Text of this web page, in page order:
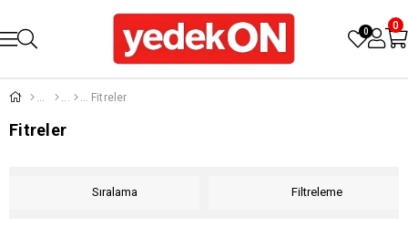
0 0
Fitreler
Fitreler
Filtreleme
Sıralama